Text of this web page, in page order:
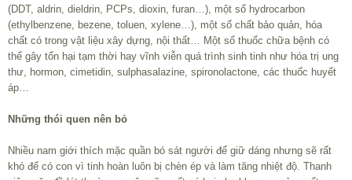
(DDT, aldrin, dieldrin, PCPs, dioxin, furan…), một số hydrocarbon
(ethylbenzene, bezene, toluen, xylene…), một số chất bảo quản, hóa
chất có trong vật liệu xây dựng, nội thất… Một số thuốc chữa bệnh có
thể gây tổn hại tạm thời hay vĩnh viễn quá trình sinh tinh như hóa trị ung
thư, hormon, cimetidin, sulphasalazine, spironolactone, các thuốc huyết
áp…
Những thói quen nên bỏ
Nhiều nam giới thích mặc quần bó sát người để giữ dáng nhưng sẽ rất
khó để có con vì tinh hoàn luôn bị chèn ép và làm tăng nhiệt độ. Thanh